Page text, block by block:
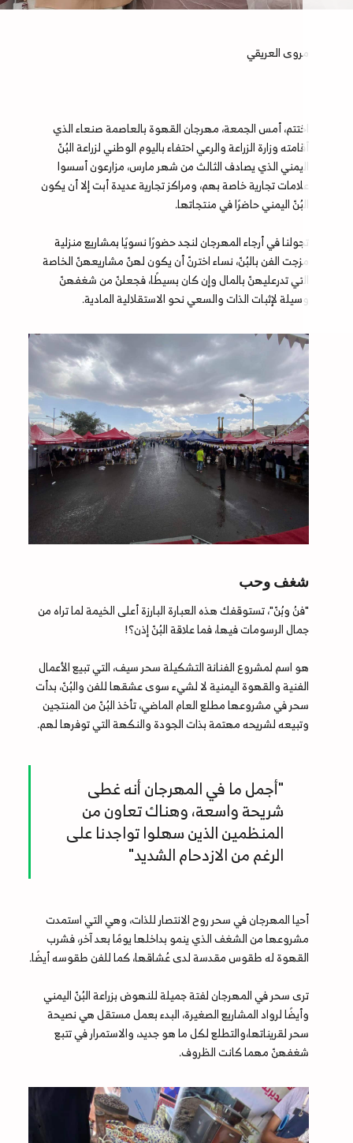
مروى العريقي
اختتم، أمس الجمعة، مهرجان القهوة بالعاصمة صنعاء الذي
أقامته وزارة الزراعة والرعي احتفاء باليوم الوطني لزراعة البُنّ
اليمني الذي يصادف الثالث من شهر مارس، مزارعون أسسوا
علامات تجارية خاصة بهم، ومراكز تجارية عديدة أبت إلا أن يكون
البُنّ اليمني حاضرًا في منتجاتها.
تجولنا في أرجاء المهرجان لنجد حضورًا نسويًا بمشاريع منزلية
مزجت الفن بالبُنّ، نساء اخترنّ أن يكون لهنّ مشاريعهنّ الخاصة
التي تدرعليهنّ بالمال وإن كان بسيطًا، فجعلنّ من شغفهنّ
وسيلة لإثبات الذات والسعي نحو الاستقلالية المادية.
شغف وحب
"فنُ وبُنّ"، تستوقفك هذه العبارة البارزة أعلى الخيمة لما تراه من
جمال الرسومات فيها، فما علاقة البُنّ إذن؟!
هو اسم لمشروع الفنانة التشكيلة سحر سيف، التي تبيع الأعمال
الفنية والقهوة اليمنية لا لشيء سوى عشقها للفن والبُنّ، بدأت
سحر في مشروعها مطلع العام الماضي، تأخذ البُنّ من المنتجين
وتبيعه لشريحه مهتمة بذات الجودة والنكهة التي توفرها لهم.
"أجمل ما في المهرجان أنه غطى
شريحة واسعة، وهناك تعاون من
المنظمين الذين سهلوا تواجدنا على
الرغم من الازدحام الشديد"
أحيا المهرجان في سحر روح الانتصار للذات، وهي التي استمدت
مشروعها من الشغف الذي ينمو بداخلها يومًا بعد آخر، فشرب
القهوة له طقوس مقدسة لدى عُشاقها، كما للفن طقوسه أيضًا.
ترى سحر في المهرجان لفتة جميلة للنهوض بزراعة البُنّ اليمني
وأيضًا لرواد المشاريع الصغيرة، البدء بعمل مستقل هي نصيحة
سحر لقريناتها،والتطلع لكل ما هو جديد، والاستمرار في تتبع
شغفهنّ مهما كانت الظروف.